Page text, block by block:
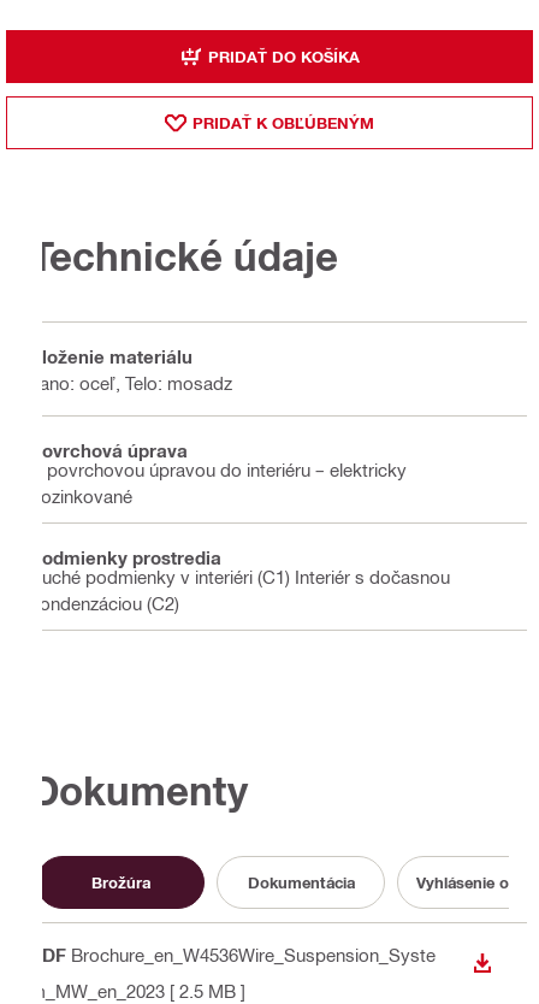
PRIDAŤ DO KOŠÍKA
PRIDAŤ K OBĽÚBENÝM
Technické údaje
Zloženie materiálu
Lano: oceľ, Telo: mosadz
Povrchová úprava
S povrchovou úpravou do interiéru – elektricky
pozinkované
Podmienky prostredia
Suché podmienky v interiéri (C1) Interiér s dočasnou
kondenzáciou (C2)
Dokumenty
Brožúra Dokumentácia Vyhlásenie o
PDF Brochure_en_W4536Wire_Suspension_Syste
m_MW_en_2023 [ 2.5 MB ]